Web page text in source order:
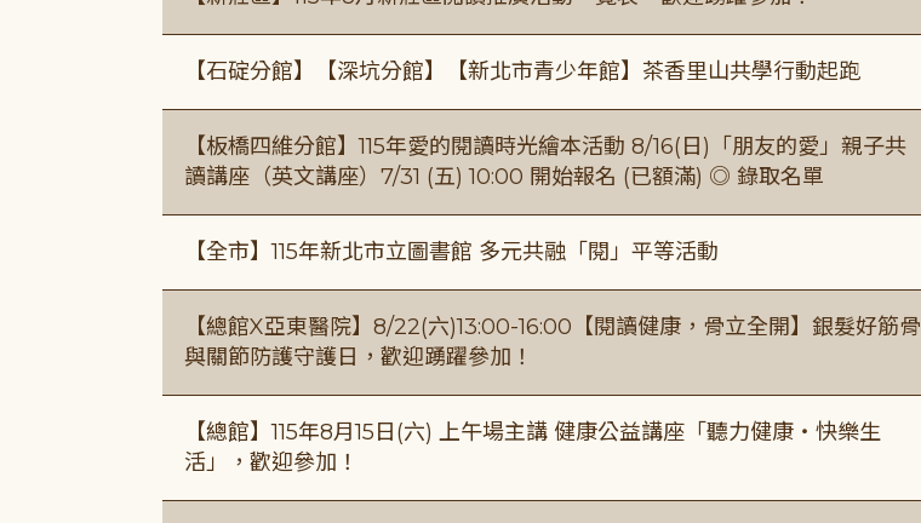
【石碇分館】【深坑分館】【新北市青少年館】茶香里山共學行動起跑
【板橋四維分館】115年愛的閱讀時光繪本活動 8/16(日)「朋友的愛」親子共
讀講座（英文講座）7/31 (五) 10:00 開始報名 (已額滿) ◎ 錄取名單
【全市】115年新北市立圖書館 多元共融「閱」平等活動
【總館X亞東醫院】8/22(六)13:00-16:00【閱讀健康，骨立全開】銀髮好筋骨
與關節防護守護日，歡迎踴躍參加！
【總館】115年8月15日(六) 上午場主講 健康公益講座「聽力健康・快樂生
活」，歡迎參加！